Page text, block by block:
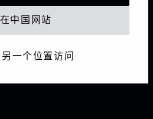
中国网站
一个位置访问